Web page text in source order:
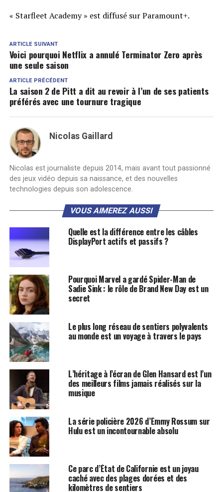
« Starfleet Academy » est diffusé sur Paramount+.
ARTICLE SUIVANT
Voici pourquoi Netflix a annulé Terminator Zero après
une seule saison
ARTICLE PRÉCÉDENT
La saison 2 de Pitt a dit au revoir à l’un de ses patients
préférés avec une tournure tragique
Nicolas Gaillard
Nicolas est journaliste depuis 2014, mais avant tout passionné
des jeux vidéo depuis sa naissance, et des nouvelles
technologies depuis son adolescence.
VOUS AIMEREZ AUSSI
Quelle est la différence entre les câbles
DisplayPort actifs et passifs ?
Pourquoi Marvel a gardé Spider-Man de
Sadie Sink : le rôle de Brand New Day est un
secret
Le plus long réseau de sentiers polyvalents
au monde est un voyage à travers le pays
L’héritage à l’écran de Glen Hansard est l’un
des meilleurs films jamais réalisés sur la
musique
La série policière 2026 d’Emmy Rossum sur
Hulu est un incontournable absolu
Ce parc d’État de Californie est un joyau
caché avec des plages dorées et des
kilomètres de sentiers